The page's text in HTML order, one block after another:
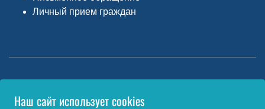
Личный прием граждан
Министерство науки и высшего образования РФ
Наш сайт использует cookies